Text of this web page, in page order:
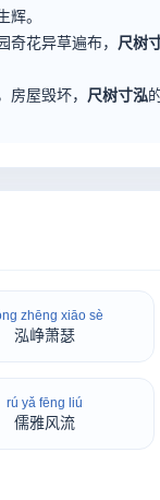
辉。
花异草遍布， 尺树
屋毁坏， 尺树寸泓
zhēng xiāo sè
泓峥萧瑟
rú yǎ fēng liú
儒雅风流